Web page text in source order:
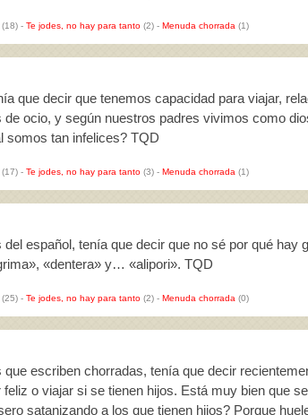
(18) - Te jodes, no hay para tanto (2) - Menuda chorrada (1)
que decir que tenemos capacidad para viajar,
de ocio, y según nuestros padres vivimos como
somos tan infelices? TQD
(17) - Te jodes, no hay para tanto (3) - Menuda chorrada (1)
del español, tenía que decir que no sé por qué hay
«dentera» y… «alipori». TQD
(25) - Te jodes, no hay para tanto (2) - Menuda chorrada (0)
que escriben chorradas, tenía que decir
feliz o viajar si se tienen hijos. Está muy bien que
satanizando a los que tienen hijos? Porque